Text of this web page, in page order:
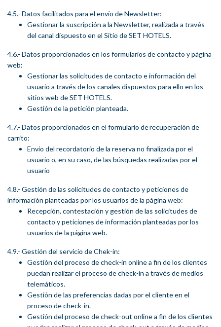
4.5.- Datos facilitados para el envío de Newsletter:
Gestionar la suscripción a la Newsletter, realizada a través
del canal dispuesto en el Sitio de SET HOTELS.
4.6.- Datos proporcionados en los formularios de contacto y página
web:
Gestionar las solicitudes de contacto e información del
usuario a través de los canales dispuestos para ello en los
sitios web de SET HOTELS.
Gestión de la petición planteada.
4.7.- Datos proporcionados en el formulario de recuperación de
carrito:
Envío del recordatorio de la reserva no finalizada por el
usuario o, en su caso, de las búsquedas realizadas por el
usuario
4.8.- Gestión de las solicitudes de contacto y peticiones de
información planteadas por los usuarios de la página web:
Recepción, contestación y gestión de las solicitudes de
contacto y peticiones de información planteadas por los
usuarios de la página web.
4.9.- Gestión del servicio de Chek-in:
Gestión del proceso de check-in online a fin de los clientes
puedan realizar el proceso de check-in a través de medios
telemáticos.
Gestión de las preferencias dadas por el cliente en el
proceso de check-in.
Gestión del proceso de check-out online a fin de los clientes